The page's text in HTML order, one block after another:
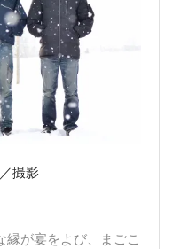
撮影
が宴をよび、まごこ